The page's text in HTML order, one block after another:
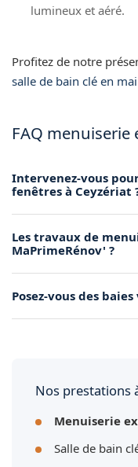
lumineux et aéré.
Profitez de notre
salle de bain clé en
FAQ menuiserie
Intervenez-vous
fenêtres à Ceyzériat
spécialités à Ceyzériat.
Les travaux de
MaPrimeRénov' ?
menuiseries est
vous accompagnons
Posez-vous des
Nos prestations
Menuiserie
Salle de bain